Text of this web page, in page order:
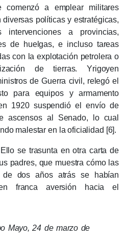
comenzó a emplear militares
diversas políticas y estratégicas,
intervenciones a provincias,
de huelgas, e incluso tareas
con la explotación petrolera o
de tierras.Yrigoyen
de Guerra civil, relegó el
para equipos y armamento
1920 suspendió el envío de
ascensos al Senado, lo cual
malestar en la oficialidad [6].
trasunta en otra carta de
padres, que muestra cómo las
de dos años atrás se habían
franca aversión hacia el
Mayo, 24 de marzo de